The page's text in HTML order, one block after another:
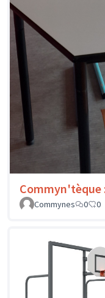
Commyn'tèque
Commynes
0 0